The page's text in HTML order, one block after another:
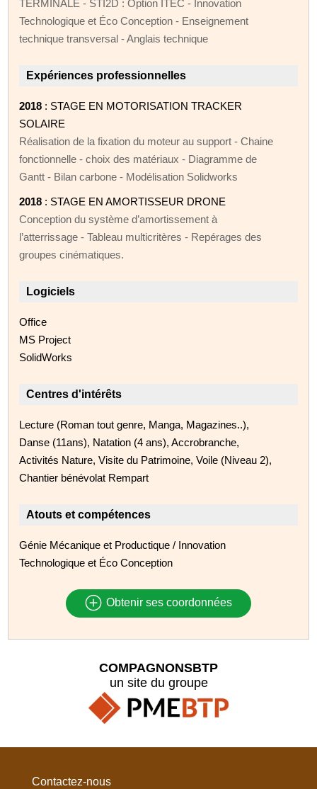
TERMINALE - STI2D : Option ITEC - Innovation
Technologique et Éco Conception - Enseignement
technique transversal - Anglais technique
Expériences professionnelles
2018 : STAGE EN MOTORISATION TRACKER
SOLAIRE
Réalisation de la fixation du moteur au support - Chaine
fonctionnelle - choix des matériaux - Diagramme de
Gantt - Bilan carbone - Modélisation Solidworks
2018 : STAGE EN AMORTISSEUR DRONE
Conception du système d’amortissement à
l’atterrissage - Tableau multicritères - Repérages des
groupes cinématiques.
Logiciels
Office
MS Project
SolidWorks
Centres d'intérêts
Lecture (Roman tout genre, Manga, Magazines..),
Danse (11ans), Natation (4 ans), Accrobranche,
Activités Nature, Visite du Patrimoine, Voile (Niveau 2),
Chantier bénévolat Rempart
Atouts et compétences
Génie Mécanique et Productique / Innovation
Technologique et Éco Conception
Obtenir ses coordonnées
COMPAGNONSBTP
un site du groupe
Contactez-nous